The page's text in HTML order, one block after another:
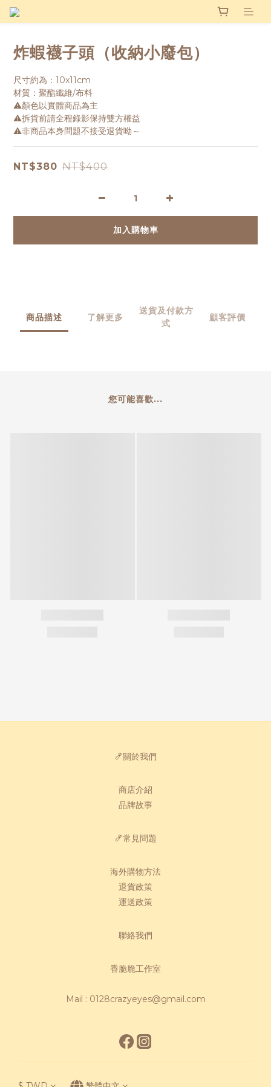
炸蝦襪子頭（收納小廢包）
尺寸約為：10x11cm
材質：聚酯纖維/布料
⚠️顏色以實體商品為主
⚠️拆貨前請全程錄影保持雙方權益
⚠️非商品本身問題不接受退貨呦～
NT$380 NT$400
加入購物車
商品描述 了解更多
送貨及付款方
式
顧客評價
您可能喜歡...
🍤關於我們
商店介紹
品牌故事
🍤常見問題
海外購物方法
退貨政策
運送政策
聯絡我們
香脆脆工作室
Mail : 0128crazyeyes@gmail.com